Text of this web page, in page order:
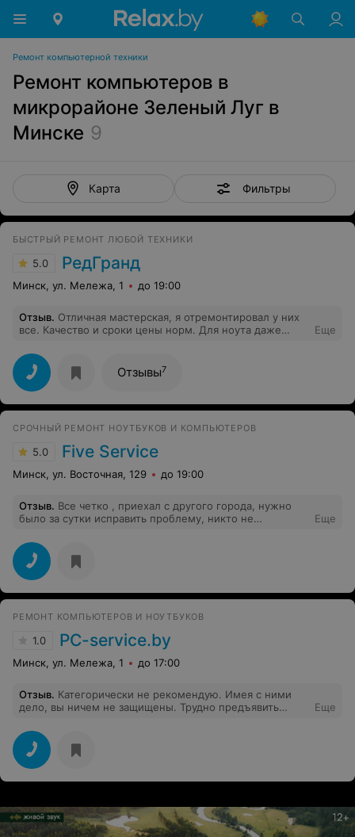
Ремонт компьютерной техники
Ремонт компьютеров в
микрорайоне Зеленый Луг в
Минске 9
Карта Фильтры
БЫСТРЫЙ РЕМОНТ ЛЮБОЙ ТЕХНИКИ
5.0 РедГранд
Минск, ул. Мележа, 1 до 19:00
Отзыв. Отличная мастерская, я отремонтировал у них
все. Качество и сроки цены норм. Для ноута даже
меня в компе есть. Просто нет слов. Все что делали,
все работает. Спасибо Вам.
Еще
Отзывы7
СРОЧНЫЙ РЕМОНТ НОУТБУКОВ И КОМПЬЮТЕРОВ
5.0 Five Service
Минск, ул. Восточная, 129 до 19:00
Отзыв. Все четко , приехал с другого города, нужно
было за сутки исправить проблему, никто не
еще и качественно . Не ожидал , респект
Еще
РЕМОНТ КОМПЬЮТЕРОВ И НОУТБУКОВ
1.0 PC-service.by
Минск, ул. Мележа, 1 до 17:00
Отзыв. Категорически не рекомендую. Имея с ними
дело, вы ничем не защищены. Трудно предъявить
держаться на первых строчках поисковика.
Еще